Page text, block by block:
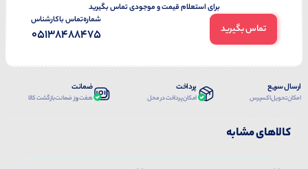
برای استعلام قیمت و موجودی تماس بگیرید
تماس بگیرید
شماره‌تماس‌ با‌کارشناس
05138488475
ارسال سریع
امکان تحویل اکسپرس
پرداخت
امکان پرداخت در محل
ضمانت
هفت روز ضمانت بازگشت کالا
کالاهای مشابه